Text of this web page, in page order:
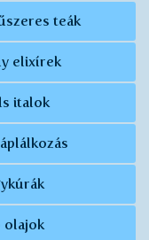
teák
elixírek
italok
olajok